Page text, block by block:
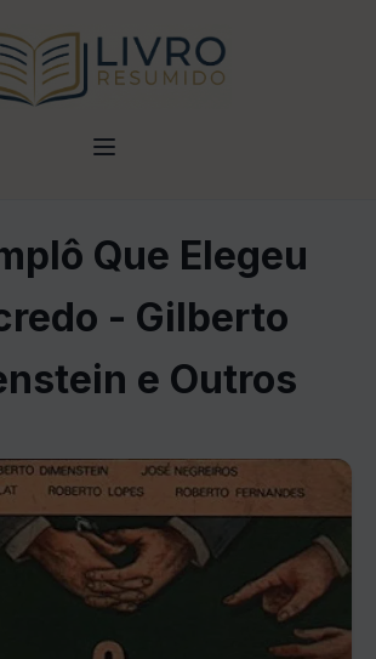
Que Elegeu
- Gilberto
e Outros